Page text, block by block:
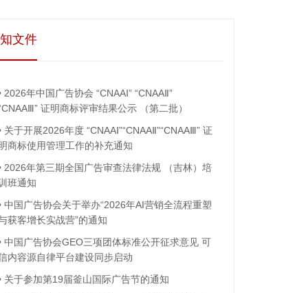
文件
2026年中国广告协会 “CNAAⅠ” “CNAAⅡ”
证明商标评审结果公示 （第二批）
关于开展2026年度 “CNAAⅠ”“CNAAⅡ”“CNAAⅢ” 证
商标使用管理工作的补充通知
2026年第三期全国广告审查法律法规 （吉林）培
班通知
中国广告协会关于举办“2026年AI营销全流程重塑
获客增长实战营”的通知
中国广告协会GEO三项团体标准公开征求意见 可
内容源自律平台建设同步启动
关于参加第19届釜山国际广告节的通知